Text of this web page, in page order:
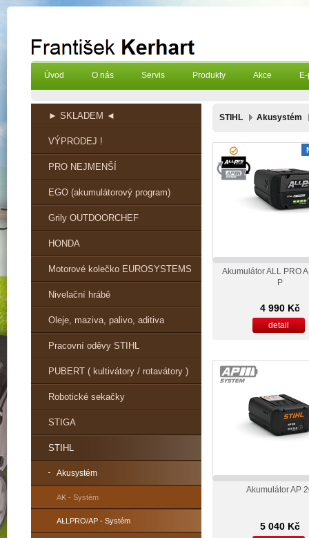
Úvod O nás Servis Produkty Akce
► SKLADEM ◄
VÝPRODEJ !
PRO NEJMENŠÍ
EGO (akumulátorový program)
Grily OUTDOORCHEF
HONDA
Motorové kolečko EUROSYSTEMS
Nivelační hrábě
Oleje, maziva, palivo, aditiva
Pracovní oděvy STIHL
PUBERT ( kultivátory / rotavátory )
Robotické sekačky
STIGA
STIHL
Akusystém
AK - Systém
ALLPRO/AP - Systém
STIHL Akusystém
Akumulátor ALL PRO
P
4 990 Kč
detail
Akumulátor AP
5 040 Kč